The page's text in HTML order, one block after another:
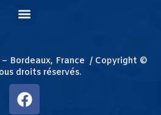
Bordeaux, France / Copyright ©
droits réservés.